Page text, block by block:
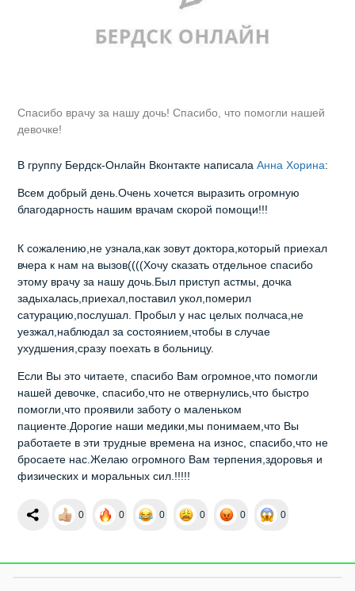
Спасибо врачу за нашу дочь! Спасибо, что помогли нашей
девочке!
В группу Бердск-Онлайн Вконтакте написалаАнна Хорина:
Всем добрый день.Очень хочется выразить огромную
благодарность нашим врачам скорой помощи!!!
К сожалению,не узнала,как зовут доктора,который приехал
вчера к нам на вызов((((Хочу сказать отдельное спасибо
этому врачу за нашу дочь.Был приступ астмы, дочка
задыхалась,приехал,поставил укол,померил
сатурацию,послушал. Пробыл у нас целых полчаса,не
уезжал,наблюдал за состоянием,чтобы в случае
ухудшения,сразу поехать в больницу.
Если Вы это читаете, спасибо Вам огромное,что помогли
нашей девочке, спасибо,что не отвернулись,что быстро
помогли,что проявили заботу о маленьком
пациенте.Дорогие наши медики,мы понимаем,что Вы
работаете в эти трудные времена на износ, спасибо,что не
бросаете нас.Желаю огромного Вам терпения,здоровья и
физических и моральных сил.!!!!!
0 0 0 0 0 0